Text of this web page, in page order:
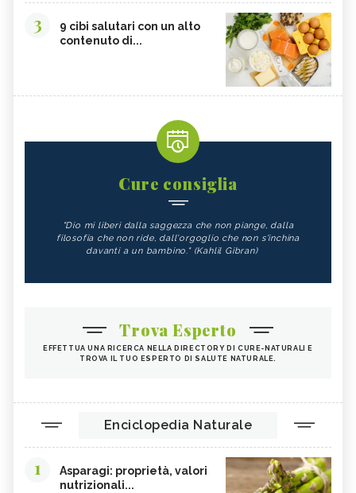
3
9 cibi salutari con un alto
contenuto di...
Cure consiglia
"Dio mi liberi dalla saggezza che non piange, dalla
filosofia che non ride, dall'orgoglio che non s'inchina
davanti a un bambino." (Kahlil Gibran)
Trova Esperto
EFFETTUA UNA RICERCA NELLA DIRECTORY DI CURE-NATURALI E
TROVA IL TUO ESPERTO DI SALUTE NATURALE.
Enciclopedia Naturale
1
Asparagi: proprietà, valori
nutrizionali...